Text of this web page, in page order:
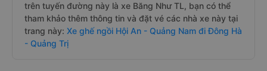
trên tuyến đường này là xe Băng Như TL, bạn có thể
tham khảo thêm thông tin và đặt vé các nhà xe này tại
trang này: Xe ghế ngồi Hội An - Quảng Nam đi Đông Hà
- Quảng Trị